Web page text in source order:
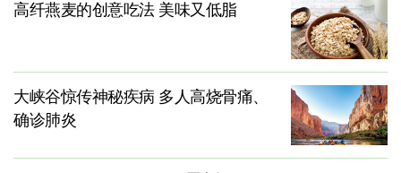
高纤燕麦的创意吃法 美味又低脂
大峡谷惊传神秘疾病 多人高烧骨痛、
确诊肺炎